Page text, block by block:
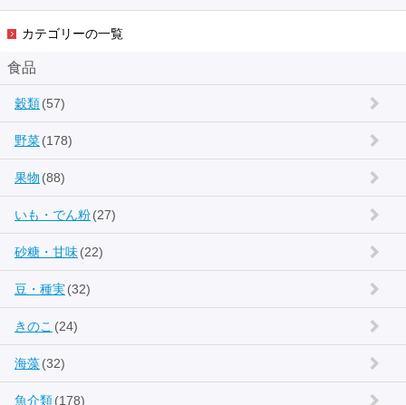
カテゴリーの一覧
食品
穀類(57)
野菜(178)
果物 (88)
いも・でん粉(27)
砂糖・甘味(22)
豆・種実(32)
きのこ (24)
海藻(32)
魚介類(178)